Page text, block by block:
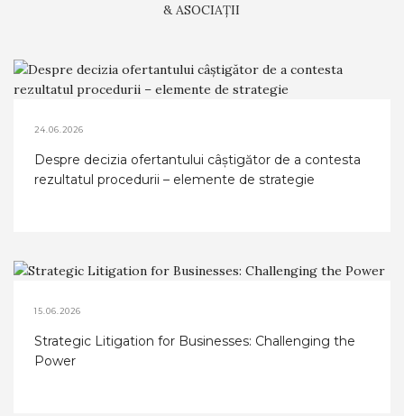
& ASOCIAȚII
24.06.2026
Despre decizia ofertantului câştigător de a contesta
rezultatul procedurii – elemente de strategie
15.06.2026
Strategic Litigation for Businesses: Challenging the
Power